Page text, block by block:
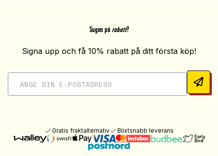
Sugen på rabatt?
Signa upp och få 10% rabatt på ditt första köp!
Gratis fraktalternativ Blixtsnabb leverans